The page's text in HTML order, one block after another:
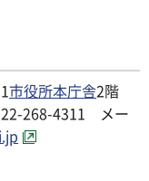
市役所本庁舎2階
268-4311 メー